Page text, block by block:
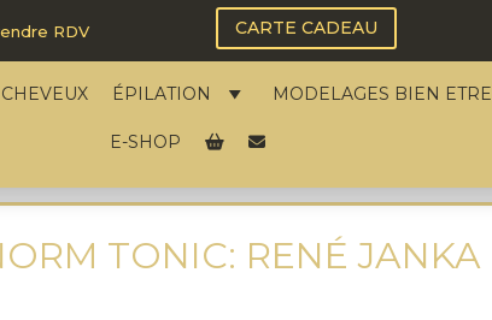
RDV CARTE CADEAU
CHEVEUX ÉPILATION MODELAGES BIEN ETRE
E-SHOP
TONIC: RENÉ JANKA